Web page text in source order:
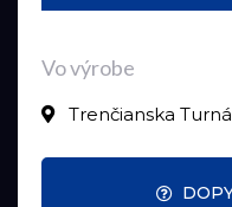
Vo výrobe
Trenčianska Turná